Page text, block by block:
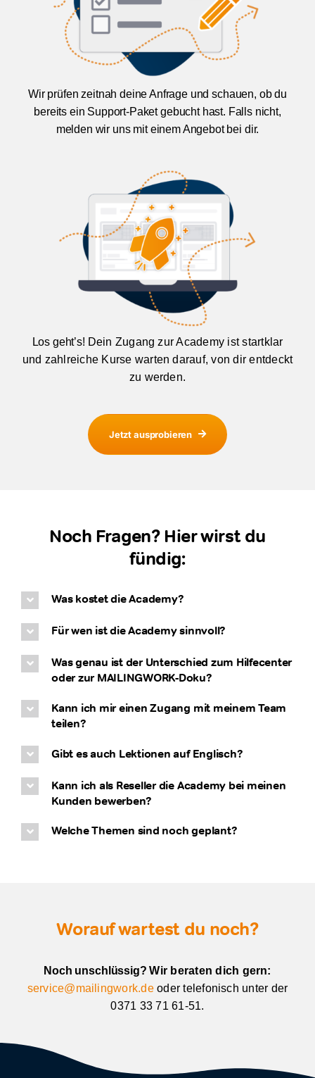
Wir prüfen zeitnah deine Anfrage und schauen, ob du
bereits ein Support-Paket gebucht hast. Falls nicht,
melden wir uns mit einem Angebot bei dir.
Los geht’s! Dein Zugang zur Academy ist startklar
und zahlreiche Kurse warten darauf, von dir entdeckt
zu werden.
Jetzt ausprobieren
Noch Fragen? Hier wirst du
fündig:
Was kostet die Academy?
Für wen ist die Academy sinnvoll?
Was genau ist der Unterschied zum Hilfecenter
oder zur MAILINGWORK-Doku?
Kann ich mir einen Zugang mit meinem Team
teilen?
Gibt es auch Lektionen auf Englisch?
Kann ich als Reseller die Academy bei meinen
Kunden bewerben?
Welche Themen sind noch geplant?
Worauf wartest du noch?
Noch unschlüssig?Wir beraten dich gern:
service@mailingwork.deoder telefonisch unter der
0371 33 71 61-51.